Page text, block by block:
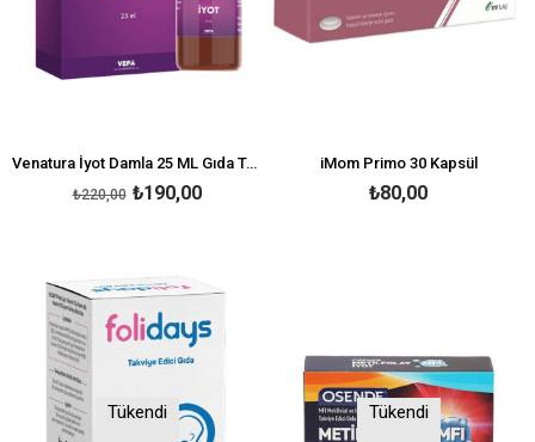
Venatura İyot Damla 25 ML Gıda Takviyesi
₺190,00
₺220,00
iMom Primo 30 Kapsül
₺80,00
Tükendi Tükendi